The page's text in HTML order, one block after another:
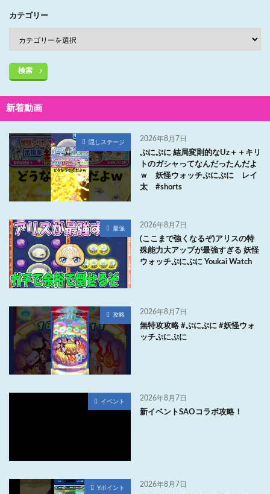
カテゴリー
検索
新着動画
隠しステージ 2026年8月7日
ぷにぷに 結局変則的なUz＋＋キリ
トのガシャってなんだったんだよ
ｗ 妖怪ウォッチぷにぷに レイ
太 #shorts
最強 2026年8月7日
(ここまで強くなるぞ)アリスの特
殊能力大アップが最強すぎる 妖怪
ウォッチぷにぷに Youkai Watch
攻略 2026年8月7日
無特攻攻略 #ぷにぷに #妖怪ウォ
ッチぷにぷに
イベント 2026年8月7日
新イベントSAOコラボ攻略！
Yポイント 2026年8月7日